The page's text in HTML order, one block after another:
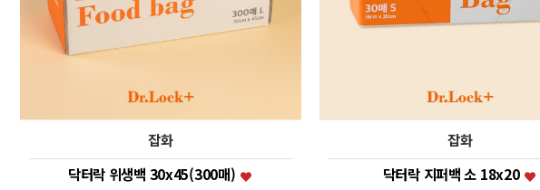
잡화
닥터락 위생백 30x45(300매)
잡화
닥터락 지퍼백 소 18x20